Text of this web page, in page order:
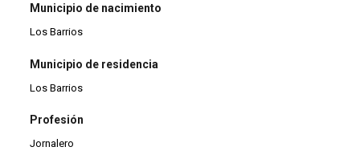
Municipio de nacimiento
Los Barrios
Municipio de residencia
Los Barrios
Profesión
Jornalero